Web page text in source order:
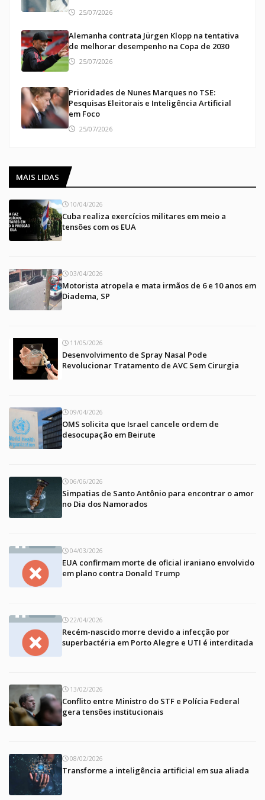
25/07/2026
Alemanha contrata Jürgen Klopp na tentativa
de melhorar desempenho na Copa de 2030
25/07/2026
Prioridades de Nunes Marques no TSE:
Pesquisas Eleitorais e Inteligência Artificial
em Foco
25/07/2026
MAIS LIDAS
10/04/2026
Cuba realiza exercícios militares em meio a
tensões com os EUA
03/04/2026
Motorista atropela e mata irmãos de 6 e 10 anos em
Diadema, SP
11/05/2026
Desenvolvimento de Spray Nasal Pode
Revolucionar Tratamento de AVC Sem Cirurgia
09/04/2026
OMS solicita que Israel cancele ordem de
desocupação em Beirute
06/06/2026
Simpatias de Santo Antônio para encontrar o amor
no Dia dos Namorados
04/03/2026
EUA confirmam morte de oficial iraniano envolvido
em plano contra Donald Trump
22/04/2026
Recém-nascido morre devido a infecção por
superbactéria em Porto Alegre e UTI é interditada
13/02/2026
Conflito entre Ministro do STF e Polícia Federal
gera tensões institucionais
08/02/2026
Transforme a inteligência artificial em sua aliada